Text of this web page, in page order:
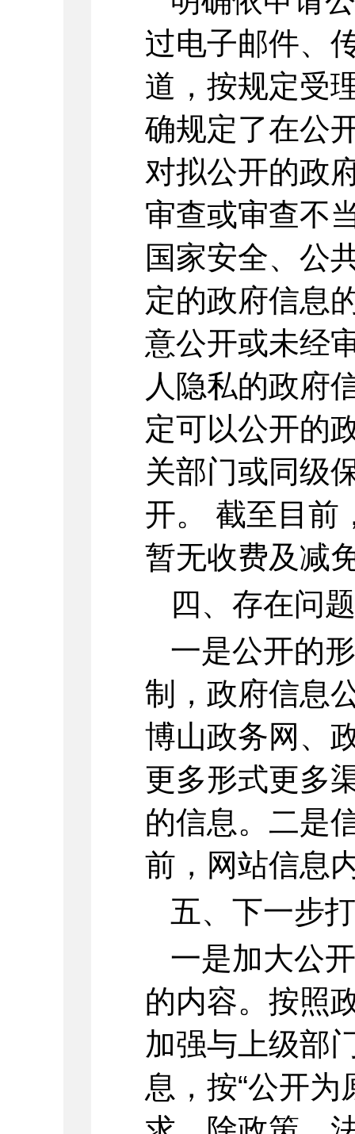
过电子邮件、
道，按规定受
确规定了在公
对拟公开的政
审查或审查不
国家安全、公
定的政府信息
意公开或未经
人隐私的政府
定可以公开的
关部门或同级
开。 截至目前
暂无收费及减
四、存在问题
一是公开的
制，政府信息
博山政务网、
更多形式更多
的信息。二是
前，网站信息
五、下一步
一是加大公
的内容。按照
加强与上级部
息，按“公开为